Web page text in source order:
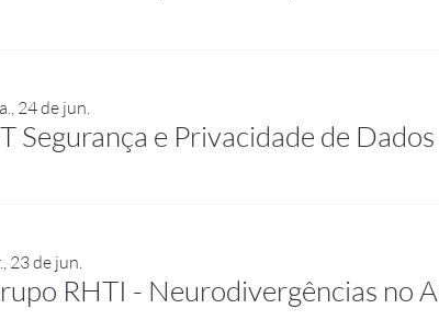
24 de jun.
23 de jun.